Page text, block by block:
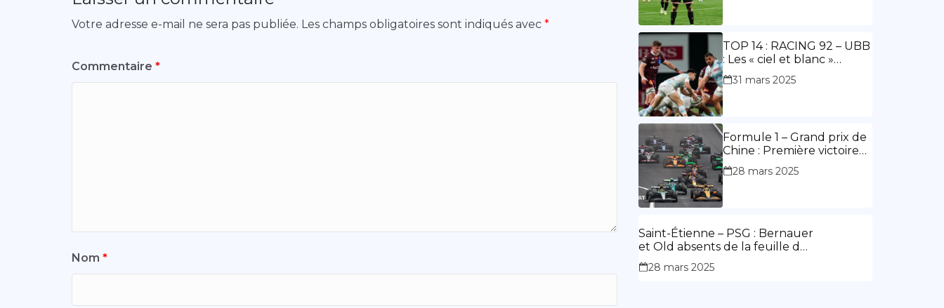
Votre adresse e-mail ne sera pas publiée. Les champs obligatoires sont indiqués avec *
Commentaire *
Nom *
TOP 14 : RACING 92 – UBB
: Les « ciel et blanc »
renouent avec la victoire
31 mars 2025
Formule 1 – Grand prix de
Chine : Première victoire
d’Hamilton en Rouge,
l’Aston Martin d’Alonso fait
28 mars 2025
Saint-Étienne – PSG : Bernauer
et Old absents de la feuille de
match.
28 mars 2025